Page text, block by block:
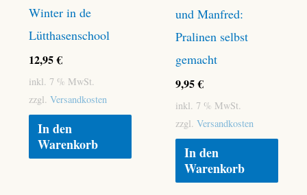
Winter in de
Lütthasenschool
12,95€
inkl. 7 % MwSt.
zzgl. Versandkosten
In den
Warenkorb
und Manfred:
Pralinen selbst
gemacht
9,95€
inkl. 7 % MwSt.
zzgl. Versandkosten
In den
Warenkorb